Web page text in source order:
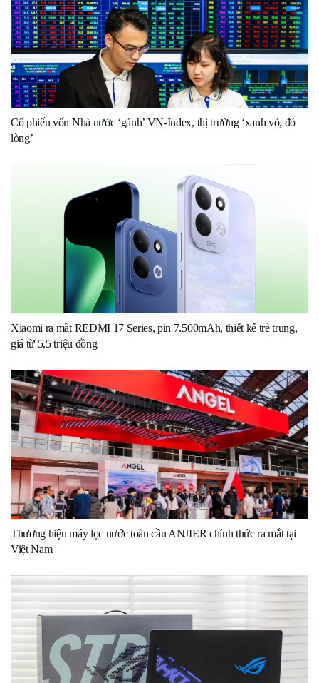
Cổ phiếu vốn Nhà nước ‘gánh’ VN-Index, thị trường ‘xanh vỏ, đỏ
lòng’
Xiaomi ra mắt REDMI 17 Series, pin 7.500mAh, thiết kế trẻ trung,
giá từ 5,5 triệu đồng
Thương hiệu máy lọc nước toàn cầu ANJIER chính thức ra mắt tại
Việt Nam